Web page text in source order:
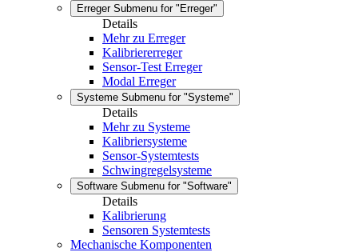
Erreger Submenu for "Erreger"
Details
Mehr zu Erreger
Kalibriererreger
Sensor-Test Erreger
Modal Erreger
Systeme Submenu for "Systeme"
Details
Mehr zu Systeme
Kalibriersysteme
Sensor-Systemtests
Schwingregelsysteme
Software Submenu for "Software"
Details
Kalibrierung
Sensoren Systemtests
Mechanische Komponenten